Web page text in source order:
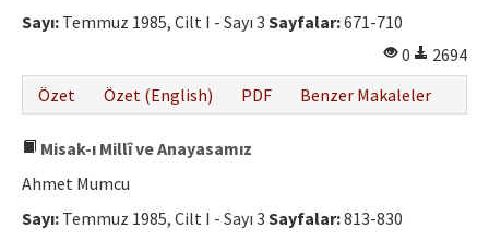
Sayı: Temmuz 1985, Cilt I - Sayı 3 Sayfalar:671-710
0
2694
Özet
Özet (English) PDF Benzer Makaleler
Misak-ı Millî ve Anayasamız
Ahmet Mumcu
Sayı: Temmuz 1985, Cilt I - Sayı 3 Sayfalar:813-830